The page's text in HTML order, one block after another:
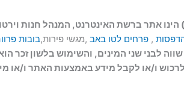
אתר ברשת האינטרנט, המנהל חנות
, פרחים לטו באב ,מגשי פירות,בובות
לבני שני המינים, והשימוש בלשון זכר
ו/או לקבל מידע באמצעות האתר ו/